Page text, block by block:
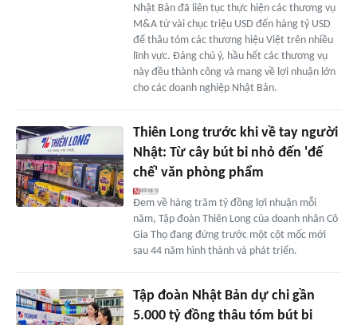
Nhật Bản đã liên tục thực hiện các thương vụ
M&A từ vài chục triệu USD đến hàng tỷ USD
để thâu tóm các thương hiệu Việt trên nhiều
lĩnh vực. Đáng chú ý, hầu hết các thương vụ
này đều thành công và mang về lợi nhuận lớn
cho các doanh nghiệp Nhật Bản.
Thiên Long trước khi về tay người
Nhật: Từ cây bút bi nhỏ đến 'đế
chế' văn phòng phẩm
Đem về hàng trăm tỷ đồng lợi nhuận mỗi
năm, Tập đoàn Thiên Long của doanh nhân Cô
Gia Thọ đang đứng trước một cột mốc mới
sau 44 năm hình thành và phát triển.
Tập đoàn Nhật Bản dự chi gần
5.000 tỷ đồng thâu tóm bút bi